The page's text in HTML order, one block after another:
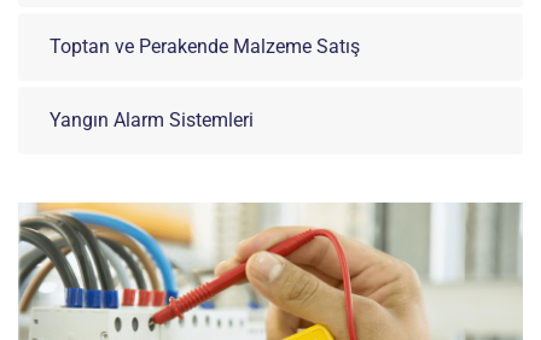
Toptan ve Perakende Malzeme Satış
Yangın Alarm Sistemleri